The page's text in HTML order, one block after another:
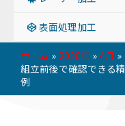
表面処理加工
ホーム 2026年 4月
組立前後で確認できる
例